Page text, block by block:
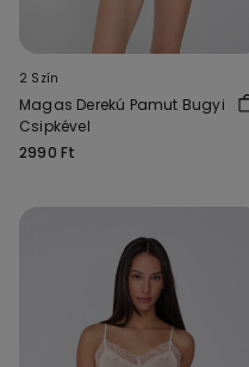
2 Szín
Magas Derekú Pamut Bugyi
Csipkével
2990 Ft